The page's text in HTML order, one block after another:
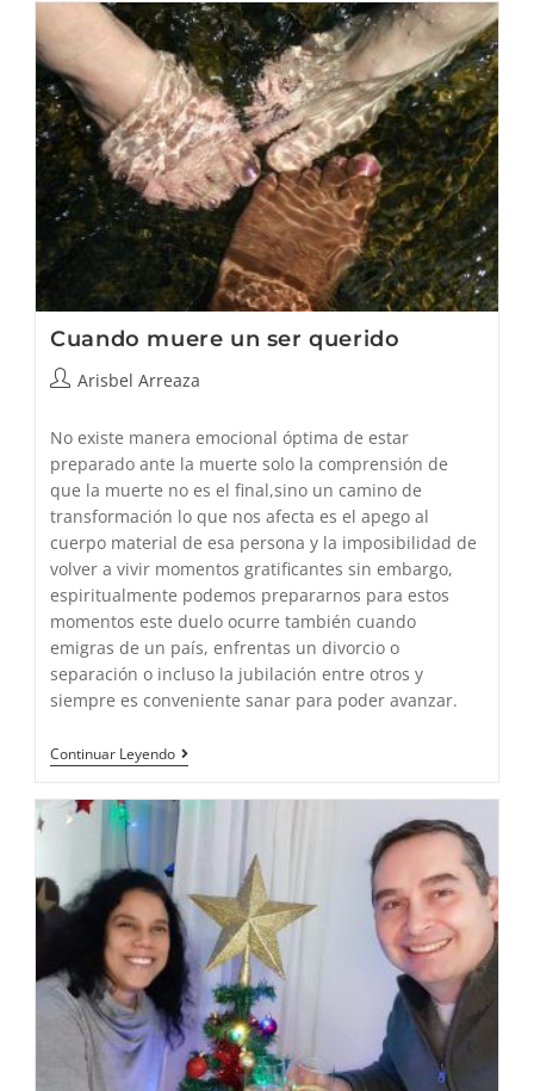
Alimentación
En
El
Estado
De
Ánimo?
Cuando muere un ser querido
Autor
la
Arisbel Arreaza
No existe manera emocional óptima de estar
preparado ante la muerte solo la comprensión de
que la muerte no es el final,sino un camino de
transformación lo que nos afecta es el apego al
cuerpo material de esa persona y la imposibilidad de
volver a vivir momentos gratificantes sin embargo,
espiritualmente podemos prepararnos para estos
momentos este duelo ocurre también cuando
emigras de un país, enfrentas un divorcio o
separación o incluso la jubilación entre otros y
siempre es conveniente sanar para poder avanzar.
Continuar LeyendoCuando
Muere
Ser
Querido